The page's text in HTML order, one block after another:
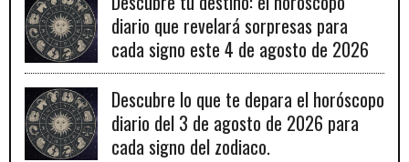
diario que revelará sorpresas para
cada signo este 4 de agosto de 2026
Descubre lo que te depara el horóscopo
diario del 3 de agosto de 2026 para
cada signo del zodiaco.